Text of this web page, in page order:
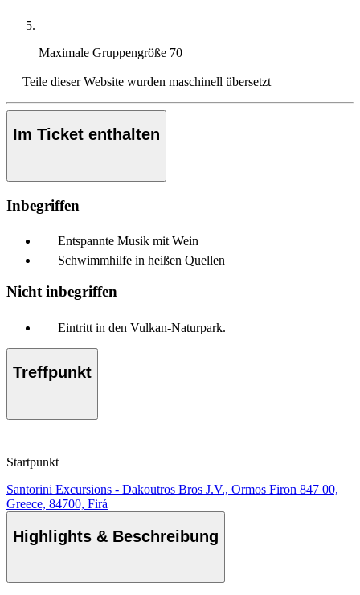
Maximale Gruppengröße 70
Teile dieser Website wurden maschinell übersetzt
Im Ticket enthalten
Inbegriffen
Entspannte Musik mit Wein
Schwimmhilfe in heißen Quellen
Nicht inbegriffen
Eintritt in den Vulkan-Naturpark.
Treffpunkt
Startpunkt
Santorini Excursions - Dakoutros Bros J.V., Ormos Firon 847 00,
Greece, 84700, Firá
Highlights & Beschreibung